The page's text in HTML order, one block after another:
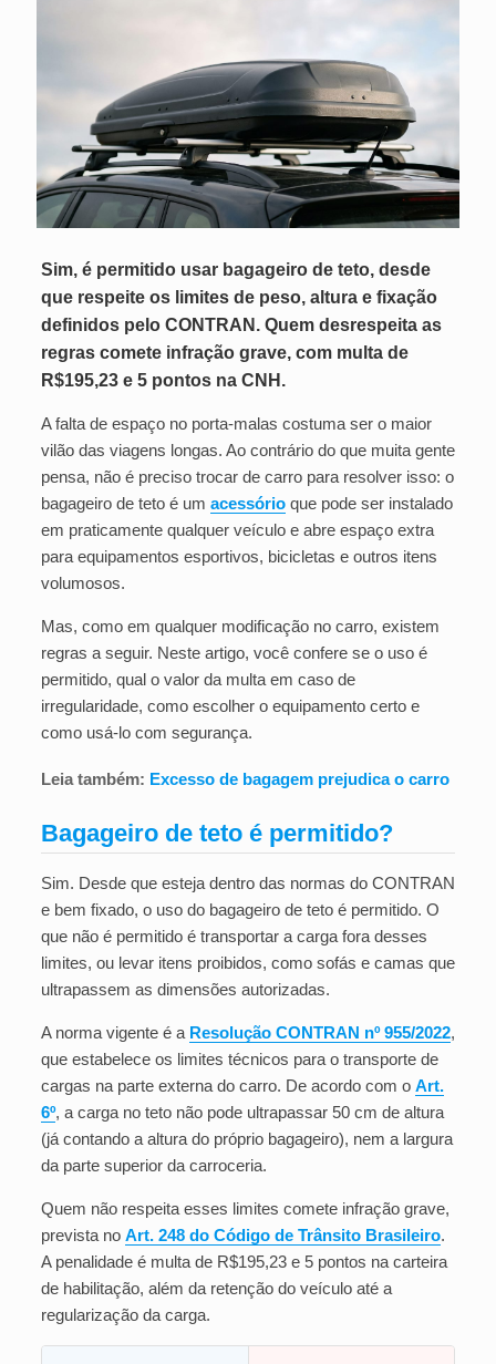
Sim, é permitido usar bagageiro de teto, desde
que respeite os limites de peso, altura e fixação
definidos pelo CONTRAN. Quem desrespeita as
regras comete infração grave, com multa de
R$195,23 e 5 pontos na CNH.
A falta de espaço no porta-malas costuma ser o maior
vilão das viagens longas. Ao contrário do que muita gente
pensa, não é preciso trocar de carro para resolver isso: o
bagageiro de teto é um acessórioque pode ser instalado
em praticamente qualquer veículo e abre espaço extra
para equipamentos esportivos, bicicletas e outros itens
volumosos.
Mas, como em qualquer modificação no carro, existem
regras a seguir. Neste artigo, você confere se o uso é
permitido, qual o valor da multa em caso de
irregularidade, como escolher o equipamento certo e
como usá-lo com segurança.
Leia também: Excesso de bagagem prejudica o carro
Bagageiro de teto é permitido?
Sim. Desde que esteja dentro das normas do CONTRAN
e bem fixado, o uso do bagageiro de teto é permitido. O
que não é permitido é transportar a carga fora desses
limites, ou levar itens proibidos, como sofás e camas que
ultrapassem as dimensões autorizadas.
A norma vigente é a Resolução CONTRAN nº 955/2022,
que estabelece os limites técnicos para o transporte de
cargas na parte externa do carro. De acordo com o Art.
6º, a carga no teto não pode ultrapassar 50 cm de altura
(já contando a altura do próprio bagageiro), nem a largura
da parte superior da carroceria.
Quem não respeita esses limites comete infração grave,
prevista no Art. 248 do Código de Trânsito Brasileiro.
A penalidade é multa de R$195,23 e 5 pontos na carteira
de habilitação, além da retenção do veículo até a
regularização da carga.